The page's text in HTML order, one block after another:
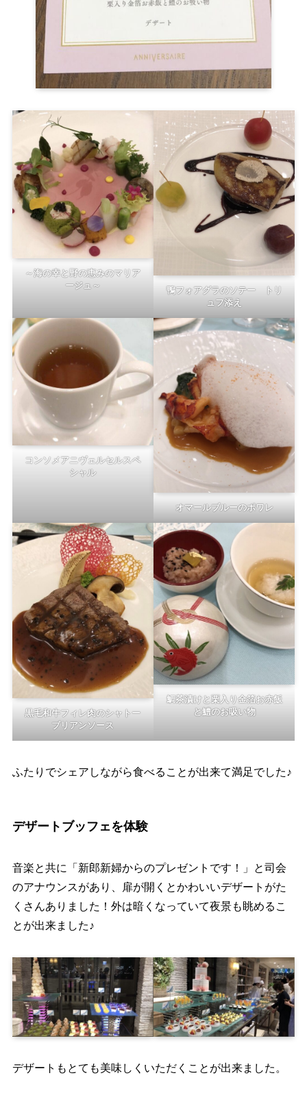
～海の幸と野の恵みのマリア
ージュ～
鴨フォアグラのソテー トリ
ュフ添え
コンソメアニヴェルセルスペ
シャル
オマールブルーのポワレ
黒毛和牛フィレ肉のシャトー
ブリアンソース
鯛茶漬けと栗入り金箔お赤飯
と鱧のお吸い物
ふたりでシェアしながら食べることが出来て満足でした♪
デザートブッフェを体験
音楽と共に「新郎新婦からのプレゼントです！」と司会
のアナウンスがあり、扉が開くとかわいいデザートがた
くさんありました！外は暗くなっていて夜景も眺めるこ
とが出来ました♪
デザートもとても美味しくいただくことが出来ました。